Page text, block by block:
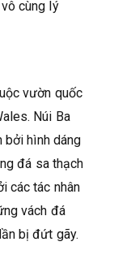
cùng lý
vườn quốc
Núi Ba
bởi hình dáng
đá sa thạch
các tác nhân
vách đá
bị đứt gãy.